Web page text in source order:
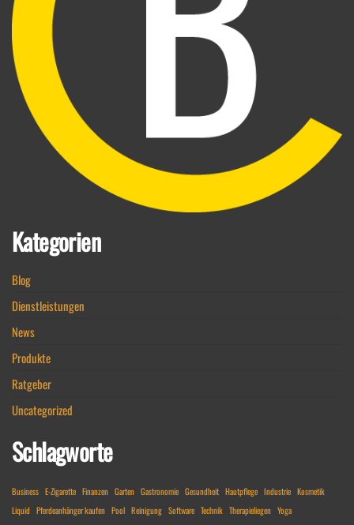
Kategorien
Blog
Dienstleistungen
News
Produkte
Ratgeber
Uncategorized
Schlagworte
Business E-Zigarette Finanzen Garten Gastronomie Gesundheit Hautpflege Industrie Kosmetik
Liquid Pferdeanhänger kaufen Pool Reinigung Software Technik Therapieliegen Yoga